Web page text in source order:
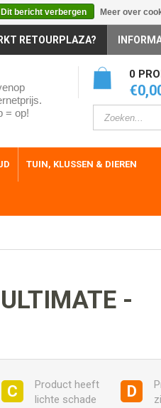
RETOURPLAZA?
= op!
0
TUIN, KLUSSEN & DIEREN
-
C
Product heeft
lichte schade
D
Dit bericht verbergen Meer over